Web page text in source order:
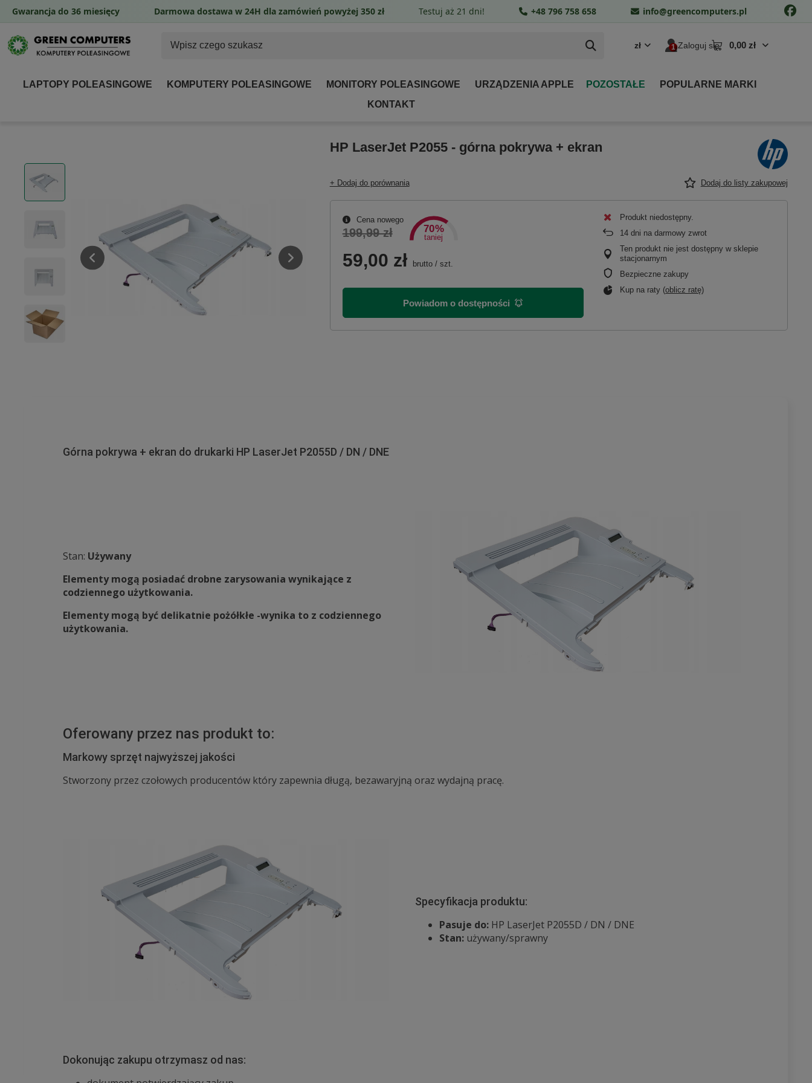
zł Zaloguj się 0,00 zł
LAPTOPY POLEASINGOWE KOMPUTERY POLEASINGOWE MONITORY POLEASINGOWE URZĄDZENIA APPLE POZOSTAŁE
POPULARNE MARKI
KONTAKT
HP LaserJet P2055 - górna pokrywa + ekran
+ Dodaj do porównania Dodaj do listy zakupowej
Cena nowego
199,99 zł 70%
taniej
59,00 zł brutto/ szt.
Powiadom o dostępności
Produkt niedostępny
14 dni na darmowy zwrot
Ten produkt nie jest dostępny w sklepie
stacjonarnym
Bezpieczne zakupy
Kup na raty (oblicz ratę)
Górna pokrywa + ekran do drukarki HP LaserJet P2055D / DN / DNE
Stan: Używany
Elementy mogą posiadać drobne zarysowania wynikające z
codziennego użytkowania.
Elementy mogą być delikatnie pożółkłe -wynika to z codziennego
użytkowania.
Oferowany przez nas produkt to:
Markowy sprzęt najwyższej jakości
Stworzony przez czołowych producentów który zapewnia długą, bezawaryjną oraz wydajną pracę.
Specyfikacja produktu:
Pasuje do: HP LaserJet P2055D / DN / DNE
Stan: używany/sprawny
Dokonując zakupu otrzymasz od nas:
Gwarancja do 36 miesięcy Darmowa dostawa w 24H dla zamówień powyżej 350 zł Testuj aż 21 dni! +48 796 758 658 info@greencomputers.pl